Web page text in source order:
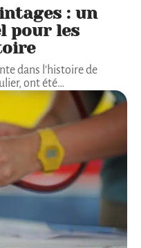
: un
pour les
dans l'histoire de
ont été…